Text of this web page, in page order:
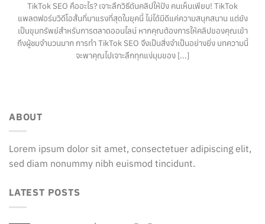
TikTok SEO คืออะไร? เจาะลึกวิธีดันคลิปให้ปัง คนเห็นเพียบ! TikTok
แพลตฟอร์มวิดีโอสั้นที่มาแรงที่สุดในยุคนี้ ไม่ได้มีดีแค่ความสนุกสนาน แต่ยัง
เป็นขุมทรัพย์สำหรับการตลาดออนไลน์ หากคุณต้องการให้คลิปของคุณเข้า
ถึงผู้ชมจำนวนมาก การทำ TikTok SEO จึงเป็นสิ่งจำเป็นอย่างยิ่ง บทความนี้
จะพาคุณไปเจาะลึกทุกแง่มุมของ [...]
ABOUT
Lorem ipsum dolor sit amet, consectetuer adipiscing elit,
sed diam nonummy nibh euismod tincidunt.
LATEST POSTS